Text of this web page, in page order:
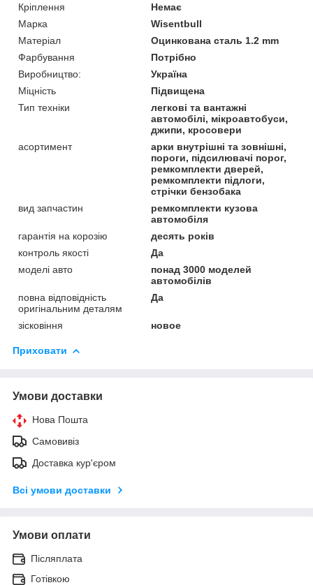
Кріплення
Немає
Марка
Wisentbull
Матеріал
Оцинкована сталь 1.2 mm
Фарбування
Потрібно
Виробництво:
Україна
Міцність
Підвищена
Тип техніки
легкові та вантажні
автомобілі, мікроавтобуси,
джипи, кросовери
асортимент
арки внутрішні та зовнішні,
пороги, підсилювачі порог,
ремкомплекти дверей,
ремкомплекти підлоги,
стрічки бензобака
вид запчастин
ремкомплекти кузова
автомобіля
гарантія на корозію
десять років
контроль якості
Да
моделі авто
понад 3000 моделей
автомобілів
повна відповідність
оригінальним деталям
Да
зісковіння новое
Приховати
Умови доставки
Нова Пошта
Самовивіз
Доставка кур'єром
Всі умови доставки
Умови оплати
Післяплата
Готівкою